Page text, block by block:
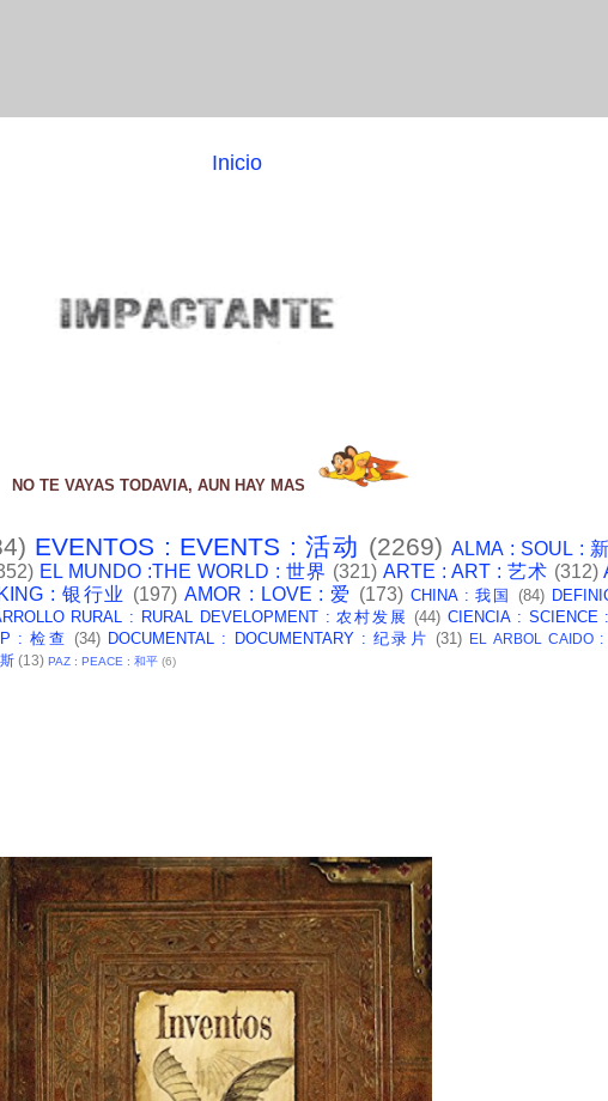
Inicio
NO TE VAYAS TODAVIA, AUN HAY MAS
EVENTOS : EVENTS : 活动 (2269) ALMA : SOUL :
EL MUNDO :THE WORLD : 世界 (321) ARTE : ART : 艺术 (312)
: 银行业 (197) AMOR : LOVE : 爱 (173) CHINA : 我国 (84)
RURAL : RURAL DEVELOPMENT : 农村发展 (44) CIENCIA : SCIENCE
: 检查 (34) DOCUMENTAL : DOCUMENTARY : 纪录片 (31) EL ARBOL CAIDO
(13) PAZ : PEACE : 和平 (6)